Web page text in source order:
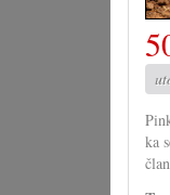
ka